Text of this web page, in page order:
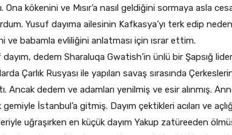
Ona kökenini ve Mısır’a nasıl geldiğini sormaya asla
Yusuf dayıma ailesinin Kafkasya’yı terk edip
ve babamla evliliğini anlatması için ısrar ettim.
dayım, dedem Sharaluqa Gwatish’in ünlü bir Şapsığ
Çarlık Rusyası ile yapılan savaş sırasında
Ancak dedem ve adamları yenilmiş ve esir alınmış.
gemiyle İstanbul’a gitmiş. Dayım çektikleri acıları ve
uğraşırken en küçük dayım Yakup zatüreeden